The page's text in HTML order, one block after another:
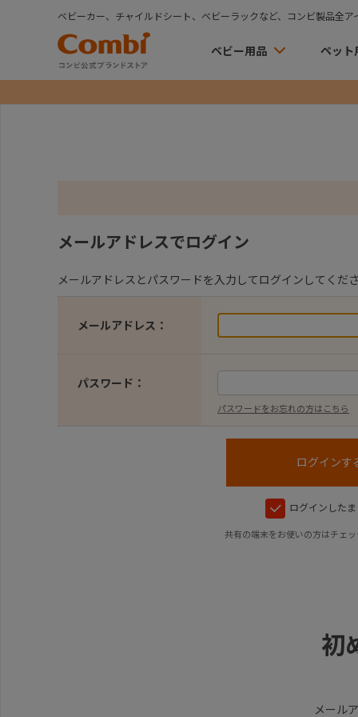
ベビーカー、チャイルドシート、ベビーラックなど、コンビ製品全ア
ベビー用品 ペット
メールアドレスでログイン
メールアドレスとパスワードを入力してログインしてくださ
メールアドレス：
パスワード：
パスワードをお忘れの方はこちら
ログインした
共有の端末をお使いの方はチェ
初
メール